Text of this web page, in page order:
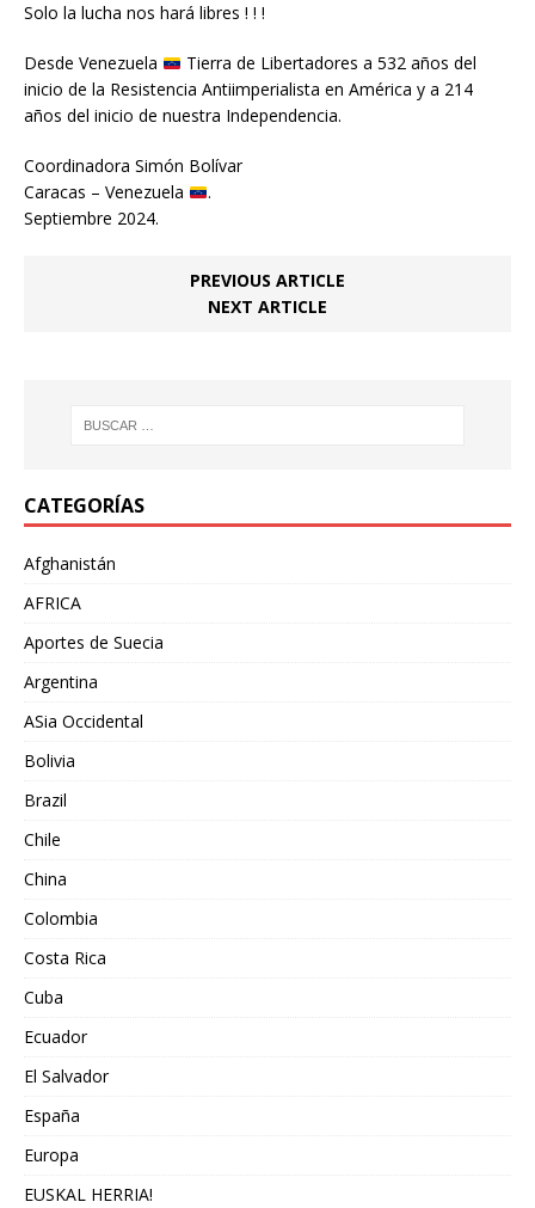
Solo la lucha nos hará libres ! ! !
Desde Venezuela
Tierra de Libertadores a 532 años del
inicio de la Resistencia Antiimperialista en América y a 214
años del inicio de nuestra Independencia.
Coordinadora Simón Bolívar
Caracas – Venezuela
.
Septiembre 2024.
PREVIOUS ARTICLE
NEXT ARTICLE
CATEGORÍAS
Afghanistán
AFRICA
Aportes de Suecia
Argentina
ASia Occidental
Bolivia
Brazil
Chile
China
Colombia
Costa Rica
Cuba
Ecuador
El Salvador
España
Europa
EUSKAL HERRIA!